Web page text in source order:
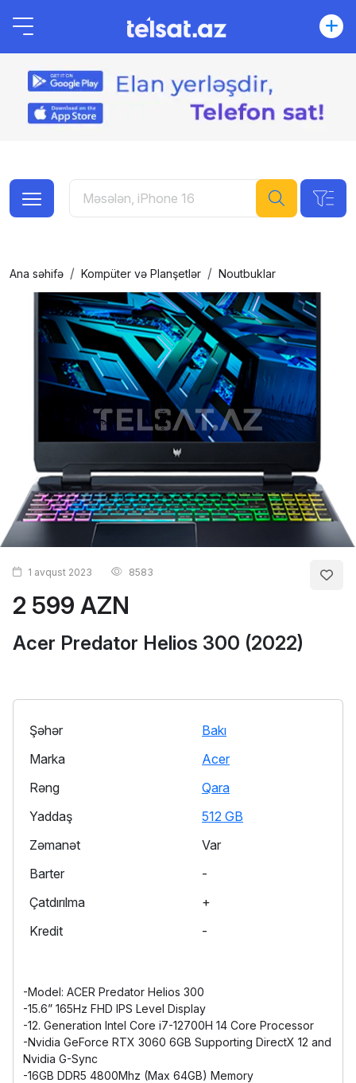
Ana səhifə Kompüter və Planşetlər Noutbuklar
2 599 AZN
Acer Predator Helios 300 (2022)
1 avqust 2023 8583
Şəhər
Bakı
Marka
Acer
Rəng
Qara
Yaddaş
512 GB
Zəmanət
Var
Barter
-
Çatdırılma
+
Kredit
-
-Model: ACER Predator Helios 300
-15.6” 165Hz FHD IPS Level Display
-12. Generation Intel Core i7-12700H 14 Core Processor
-Nvidia GeForce RTX 3060 6GB Supporting DirectX 12 and
Nvidia G-Sync
-16GB DDR5 4800Mhz (Max 64GB) Memory